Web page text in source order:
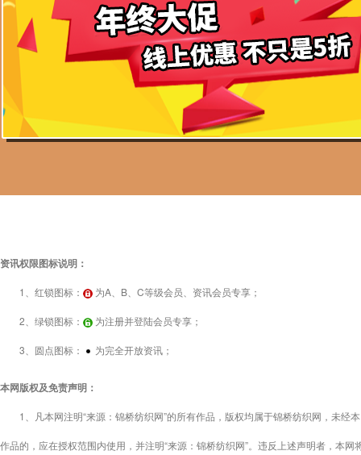
资讯权限图标说明：
1、红锁图标： 为A、B、C等级会员、资讯会员专享；
2、绿锁图标： 为注册并登陆会员专享；
3、圆点图标： 为完全开放资讯；
本网版权及免责声明：
1、凡本网注明“来源：锦桥纺织网”的所有作品，版权均属于锦桥纺织网，未经
作品的，应在授权范围内使用，并注明“来源：锦桥纺织网”。违反上述声明者，本网